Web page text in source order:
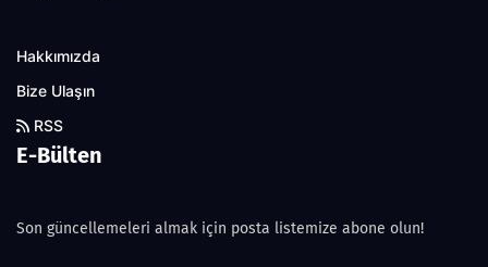
Hakkımızda
Bize Ulaşın
RSS
E-Bülten
Son güncellemeleri almak için posta listemize abone olun!